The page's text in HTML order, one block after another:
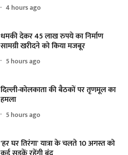
4 hours ago
धमकी देकर 45 लाख रुपये का निर्माण
सामग्री खरीदने को किया मजबूर
5 hours ago
दिल्ली-कोलकाता की बैठकों पर तृणमूल का
हमला
5 hours ago
'हर घर तिरंगा' यात्रा के चलते 10 अगस्त को